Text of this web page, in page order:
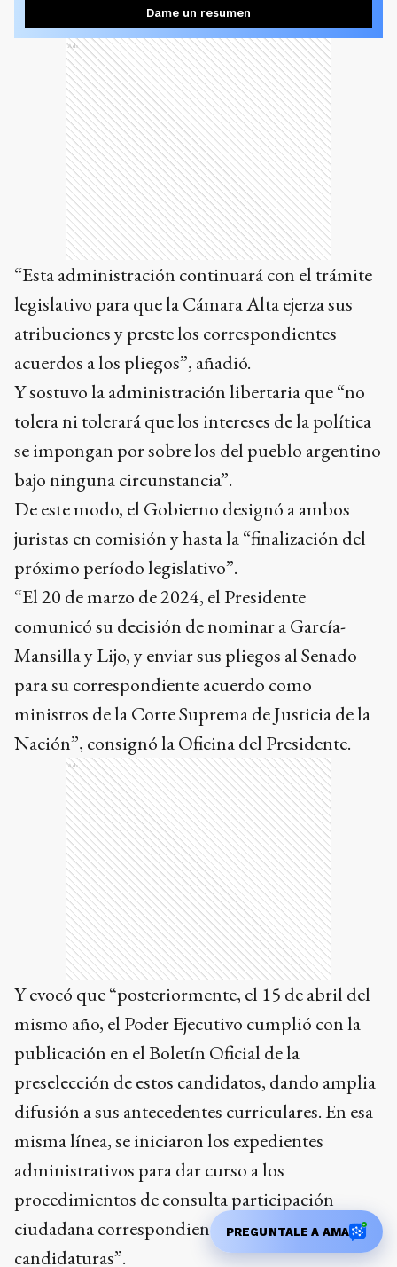
Dame un resumen
Ads
“Esta administración continuará con el trámite
legislativo para que la Cámara Alta ejerza sus
atribuciones y preste los correspondientes
acuerdos a los pliegos”, añadió.
Y sostuvo la administración libertaria que “no
tolera ni tolerará que los intereses de la política
se impongan por sobre los del pueblo argentino
bajo ninguna circunstancia”.
De este modo, el Gobierno designó a ambos
juristas en comisión y hasta la “finalización del
próximo período legislativo”.
“El 20 de marzo de 2024, el Presidente
comunicó su decisión de nominar a García-
Mansilla y Lijo, y enviar sus pliegos al Senado
para su correspondiente acuerdo como
ministros de la Corte Suprema de Justicia de la
Nación”, consignó la Oficina del Presidente.
Ads
Y evocó que “posteriormente, el 15 de abril del
mismo año, el Poder Ejecutivo cumplió con la
publicación en el Boletín Oficial de la
preselección de estos candidatos, dando amplia
difusión a sus antecedentes curriculares. En esa
misma línea, se iniciaron los expedientes
administrativos para dar curso a los
procedimientos de consulta participación
ciudadana correspondientes a cada una de las
candidaturas”.
PREGUNTALE A AMA